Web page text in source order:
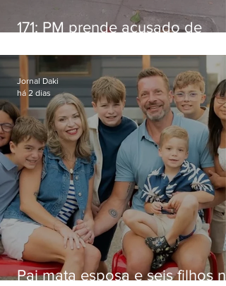
171: PM prende acusado de
Niterói
Pai mata esposa e seis filhos
Jornal Daki
há 2 dias